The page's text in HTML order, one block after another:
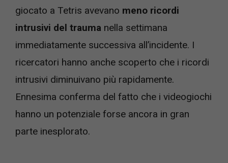
giocato a Tetris avevano meno ricordi
intrusivi del trauma nella settimana
immediatamente successiva all’incidente. I
ricercatori hanno anche scoperto che i ricordi
intrusivi diminuivano più rapidamente.
Ennesima conferma del fatto che i videogiochi
hanno un potenziale forse ancora in gran
parte inesplorato.